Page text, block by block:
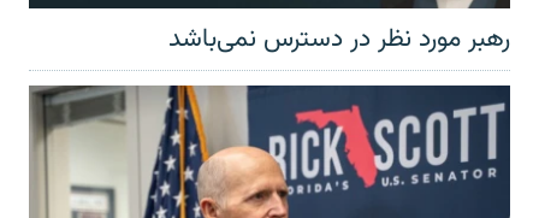
رهبر مورد نظر در دسترس نمی‌باشد